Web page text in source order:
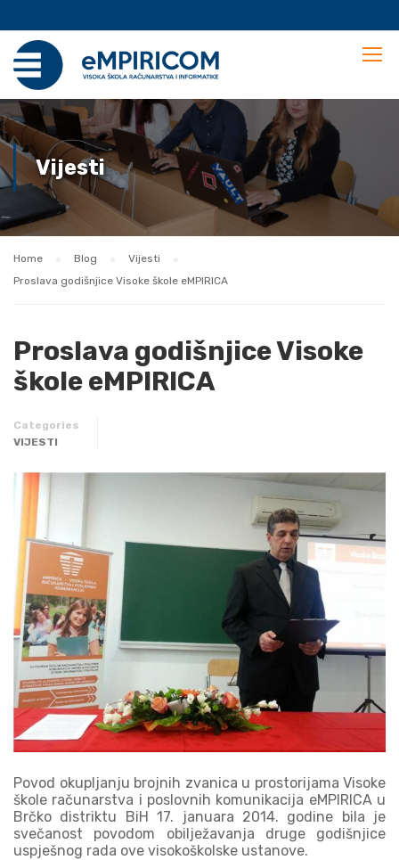
Vijesti
Home Blog
Vijesti
Proslava godišnjice Visoke škole eMPIRICA
Proslava godišnjice Visoke
škole eMPIRICA
Categories
VIJESTI
Povod okupljanju brojnih zvanica u prostorijama Visoke
škole računarstva i poslovnih komunikacija eMPIRICA u
Brčko distriktu BiH 17. januara 2014. godine bila je
svečanost povodom obilježavanja druge godišnjice
uspješnog rada ove visokoškolske ustanove.